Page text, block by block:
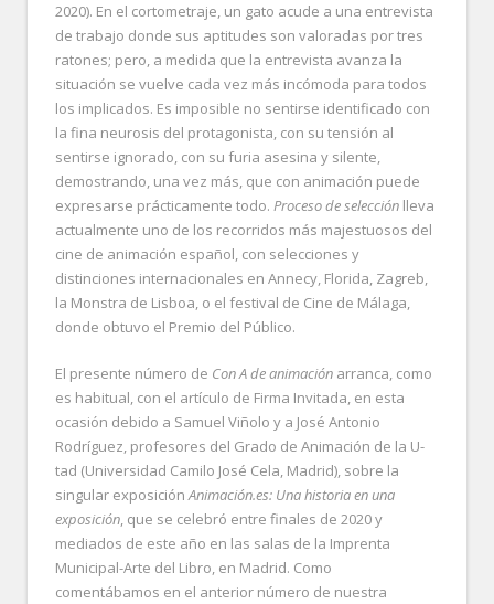
2020). En el cortometraje, un gato acude a una entrevista
de trabajo donde sus aptitudes son valoradas por tres
ratones; pero, a medida que la entrevista avanza la
situación se vuelve cada vez más incómoda para todos
los implicados. Es imposible no sentirse identificado con
la fina neurosis del protagonista, con su tensión al
sentirse ignorado, con su furia asesina y silente,
demostrando, una vez más, que con animación puede
expresarse prácticamente todo. Proceso de selección lleva
actualmente uno de los recorridos más majestuosos del
cine de animación español, con selecciones y
distinciones internacionales en Annecy, Florida, Zagreb,
la Monstra de Lisboa, o el festival de Cine de Málaga,
donde obtuvo el Premio del Público.
El presente número de Con A de animación arranca, como
es habitual, con el artículo de Firma Invitada, en esta
ocasión debido a Samuel Viñolo y a José Antonio
Rodríguez, profesores del Grado de Animación de la U-
tad (Universidad Camilo José Cela, Madrid), sobre la
singular exposiciónAnimación.es: Una historia en una
exposición, que se celebró entre finales de 2020 y
mediados de este año en las salas de la Imprenta
Municipal-Arte del Libro, en Madrid. Como
comentábamos en el anterior número de nuestra